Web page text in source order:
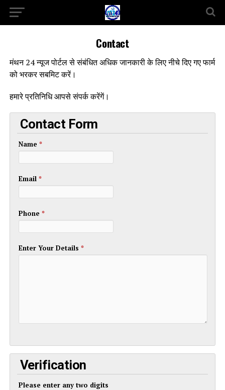
Contact
मंथन 24 न्यूज पोर्टल से संबंधित अधिक जानकारी के लिए नीचे दिए गए फार्म
को भरकर सबमिट करें।
हमारे प्रतिनिधि आपसे संपर्क करेंगें।
Contact Form
Name*
Email*
Phone*
Enter Your Details*
Verification
Please enter any two digits